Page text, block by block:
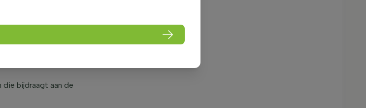
bestand is tegen koude
bloeiperiode van juli tot
die bijdraagt aan de